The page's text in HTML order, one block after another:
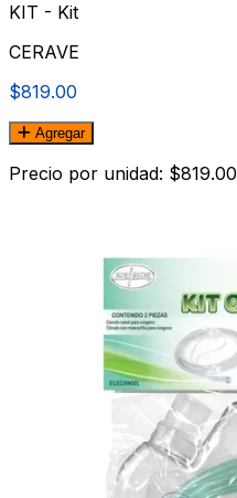
KIT - Kit
CERAVE
$819.00
Agregar
Precio por unidad: $819.00